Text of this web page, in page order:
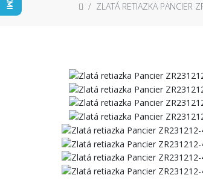
ZLATÁ RETIAZKA PANCIER